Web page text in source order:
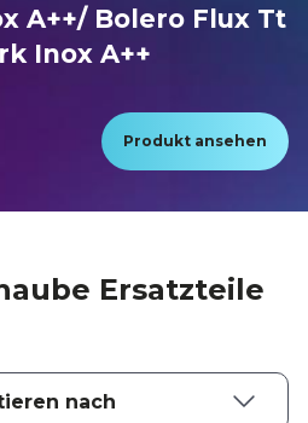
A++/ Bolero Flux Tt
Inox A++
Produkt ansehen
Ersatzteile